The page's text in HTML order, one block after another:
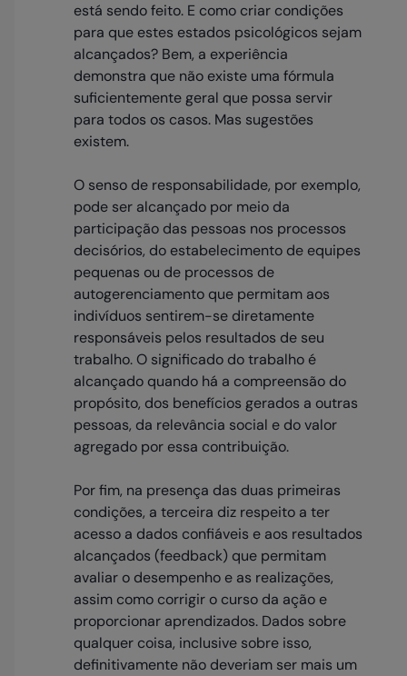
está sendo feito. E como criar condições
para que estes estados psicológicos sejam
alcançados? Bem, a experiência
demonstra que não existe uma fórmula
suficientemente geral que possa servir
para todos os casos. Mas sugestões
existem.
O senso de responsabilidade, por exemplo,
pode ser alcançado por meio da
participação das pessoas nos processos
decisórios, do estabelecimento de equipes
pequenas ou de processos de
autogerenciamento que permitam aos
indivíduos sentirem-se diretamente
responsáveis pelos resultados de seu
trabalho. O significado do trabalho é
alcançado quando há a compreensão do
propósito, dos benefícios gerados a outras
pessoas, da relevância social e do valor
agregado por essa contribuição.
Por fim, na presença das duas primeiras
condições, a terceira diz respeito a ter
acesso a dados confiáveis e aos resultados
alcançados (feedback) que permitam
avaliar o desempenho e as realizações,
assim como corrigir o curso da ação e
proporcionar aprendizados. Dados sobre
qualquer coisa, inclusive sobre isso,
definitivamente não deveriam ser mais um